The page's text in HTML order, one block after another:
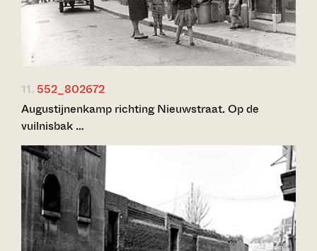
11. 552_802672
Augustijnenkamp richting Nieuwstraat. Op de
vuilnisbak …